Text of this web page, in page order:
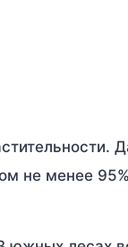
не менее